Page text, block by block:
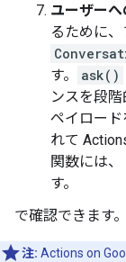
ユーザー
るために
す。
ask()
ンスを段
ペイロード
れて
関数には、
す。
で確認できます。
注: Actions on